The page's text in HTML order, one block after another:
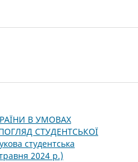
В УМОВАХ
СТУДЕНТСЬКОЇ
студентська
2024 р.)